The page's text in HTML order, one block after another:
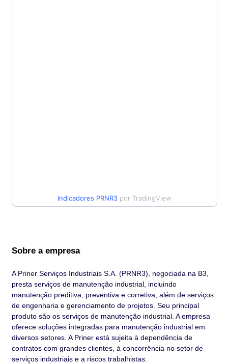
Indicadores PRNR3 por TradingView
Sobre a empresa
A Priner Serviços Industriais S.A. (PRNR3), negociada na B3,
presta serviços de manutenção industrial, incluindo
manutenção preditiva, preventiva e corretiva, além de serviços
de engenharia e gerenciamento de projetos. Seu principal
produto são os serviços de manutenção industrial. A empresa
oferece soluções integradas para manutenção industrial em
diversos setores. A Priner está sujeita à dependência de
contratos com grandes clientes, à concorrência no setor de
serviços industriais e a riscos trabalhistas.